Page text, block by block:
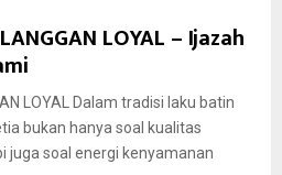
LOYAL – Ijazah
LOYAL Dalam tradisi laku batin
bukan hanya soal kualitas
juga soal energi kenyamanan